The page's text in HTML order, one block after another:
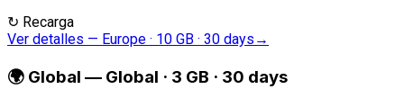
↻ Recarga
Ver detalles — Europe · 10 GB · 30 days →
🌍 Global — Global · 3 GB · 30 days